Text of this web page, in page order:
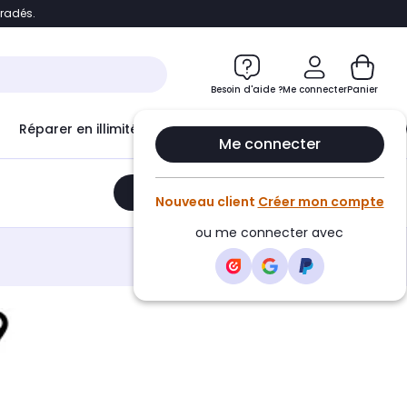
Accéder directement au chatbot
Besoin d'aide ?Me connecter
Me connecter
Nouveau client Créer mon compte
ou me connecter avec
Panier
Réparer en illimité avec Le Club Infinity
Ajouter au panier •